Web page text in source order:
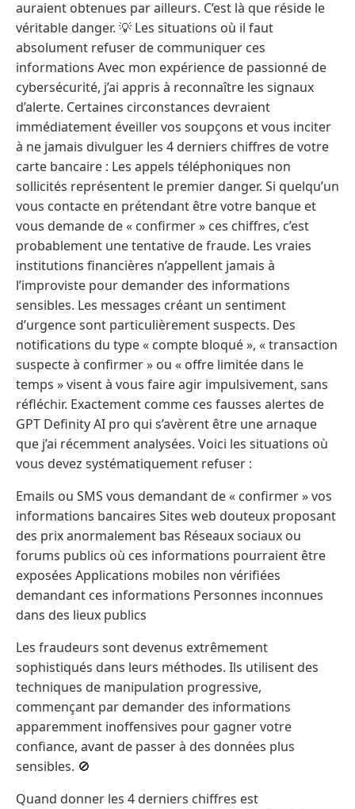
auraient obtenues par ailleurs. C’est là que réside le
véritable danger. 💡 Les situations où il faut
absolument refuser de communiquer ces
informations Avec mon expérience de passionné de
cybersécurité, j’ai appris à reconnaître les signaux
d’alerte. Certaines circonstances devraient
immédiatement éveiller vos soupçons et vous inciter
à ne jamais divulguer les 4 derniers chiffres de votre
carte bancaire : Les appels téléphoniques non
sollicités représentent le premier danger. Si quelqu’un
vous contacte en prétendant être votre banque et
vous demande de « confirmer » ces chiffres, c’est
probablement une tentative de fraude. Les vraies
institutions financières n’appellent jamais à
l’improviste pour demander des informations
sensibles. Les messages créant un sentiment
d’urgence sont particulièrement suspects. Des
notifications du type « compte bloqué », « transaction
suspecte à confirmer » ou « offre limitée dans le
temps » visent à vous faire agir impulsivement, sans
réfléchir. Exactement comme ces fausses alertes de
GPT Definity AI pro qui s’avèrent être une arnaque
que j’ai récemment analysées. Voici les situations où
vous devez systématiquement refuser :
Emails ou SMS vous demandant de « confirmer » vos
informations bancaires Sites web douteux proposant
des prix anormalement bas Réseaux sociaux ou
forums publics où ces informations pourraient être
exposées Applications mobiles non vérifiées
demandant ces informations Personnes inconnues
dans des lieux publics
Les fraudeurs sont devenus extrêmement
sophistiqués dans leurs méthodes. Ils utilisent des
techniques de manipulation progressive,
commençant par demander des informations
apparemment inoffensives pour gagner votre
confiance, avant de passer à des données plus
sensibles. 🚫
Quand donner les 4 derniers chiffres est